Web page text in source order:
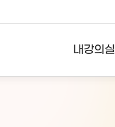
내강의실